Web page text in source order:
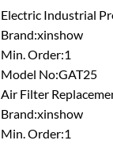
Electric Industrial
Brand:xinshow
Min. Order:1
Model No:GAT25
Air Filter
Brand:xinshow
Min. Order:1